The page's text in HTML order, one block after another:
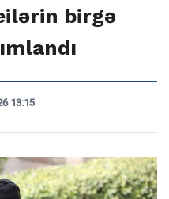
birgə
13:15